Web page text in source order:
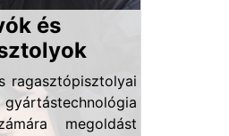
és
ragasztópisztolyai
megoldást